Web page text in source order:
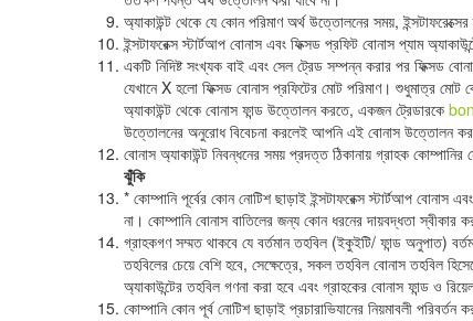
অ্যাকাউন্ট থেকে যে কোন পরিমাণ অর্থ উত্তোলনের সময়,
ইন্সটাফরেক্স স্টার্টআপ বোনাস এবং ফিক্সড প্রফিট বোনাস প্যাম
একটি নিদিষ্ট সংখ্যক বাই এবং সেল ট্রেড সম্পন্ন করার পর ফিক্সড
যেখানে X হলো ফিক্সড বোনাস প্রফিটের মোট পরিমাণ। শুধুমাত্র
অ্যাকাউন্ট থেকে বোনাস ফান্ড উত্তোলন করতে, একজন ট্রেডারকে
উত্তোলনের অনুরোধ বিবেচনা করলেই আপনি এই বোনাস উত্তোলন
বোনাস অ্যাকাউন্ট নিবন্ধনের সময় প্রদত্ত ঠিকানায় গ্রাহক
ঝুঁকি
* কোম্পানি পূর্বের কোন নোটিশ ছাড়াই ইন্সটাফরেক্স স্টার্টআপ বোনাস
না। কোম্পানি বোনাস বাতিলের জন্য কোন ধরনের দায়বদ্ধতা
গ্রাহকগণ সম্মত থাকবে যে বর্তমান তহবিল (ইকুইটি/ ফান্ড অনুপাত)
তহবিলের চেয়ে বেশি হবে, সেক্ষেত্রে, সকল তহবিল বোনাস তহবিল
অ্যাকাউন্টের তহবিল গণনা করা হবে এবং গ্রাহকের বোনাস ফান্ড ও
কোম্পানি কোন পূর্ব নোটিশ ছাড়াই প্রচারাভিযানের নিয়মাবলী পরিবর্তন